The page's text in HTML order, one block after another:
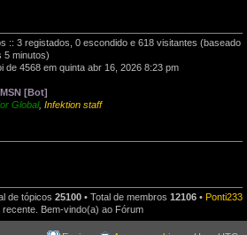
:: 3 registados, 0 escondido e 618 visitantes (baseado
5 minutos)
de 4568 em quinta abr 16, 2026 8:23 pm
MSN [Bot]
Global, Infektion staff
de tópicos 25100 • Total de membros 12106 • Ponti233
Bem-vindo(a) ao Fórum